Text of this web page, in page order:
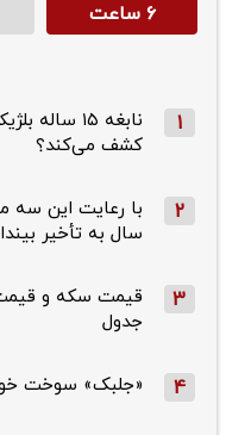
۶ ساعت
1
نابغه ۱۵
کشف می‌کند؟
2
سال به تأخیر
3
جدول
4 «جلبک» سوخت